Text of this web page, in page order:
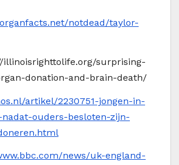
notdead/taylor-
illinoisrighttolife.org/surprising-
donation-and-brain-death/
artikel/2230751-jongen-in-
ouders-besloten-zijn-
news/uk-england-